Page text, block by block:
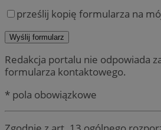
prześlij kopię formularza na
Redakcja portalu nie odpowiada
formularza kontaktowego.
* pola obowiązkowe